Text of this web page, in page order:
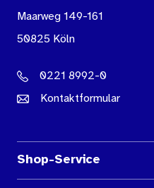
Maarweg 149-161
50825 Köln
0221 8992-0
Kontaktformular
Shop-Service